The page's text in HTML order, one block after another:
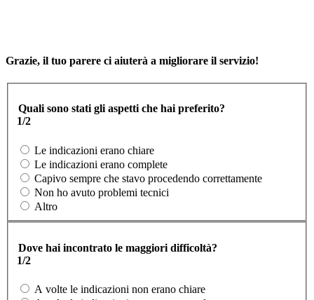
Grazie, il tuo parere ci aiuterà a migliorare il servizio!
Quali sono stati gli aspetti che hai preferito?
1/2
Le indicazioni erano chiare
Le indicazioni erano complete
Capivo sempre che stavo procedendo correttamente
Non ho avuto problemi tecnici
Altro
Dove hai incontrato le maggiori difficoltà?
1/2
A volte le indicazioni non erano chiare